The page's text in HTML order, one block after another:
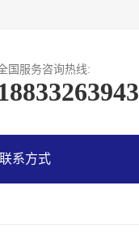
国服务咨询热线:
联系方式